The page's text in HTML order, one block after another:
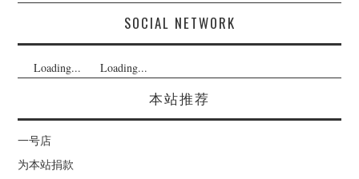
SOCIAL NETWORK
Loading... Loading...
本站推荐
一号店
为本站捐款